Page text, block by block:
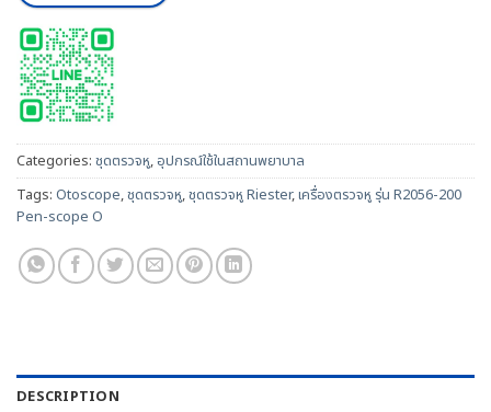
Categories: ชุดตรวจหู,อุปกรณ์ใช้ในสถานพยาบาล
Tags: Otoscope,ชุดตรวจหู,ชุดตรวจหู Riester,เครื่องตรวจหู รุ่น R2056-200
Pen-scope O
DESCRIPTION